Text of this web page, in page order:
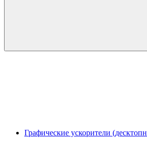
Графические ускорители